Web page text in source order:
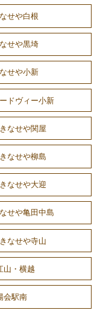
せや白根
せや黒埼
せや小新
ドヴィー小新
なせや関屋
なせや柳島
なせや大迎
せや亀田中島
なせや寺山
・横越
会駅南